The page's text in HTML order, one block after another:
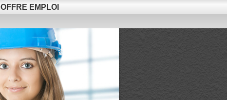
OFFRE EMPLOI